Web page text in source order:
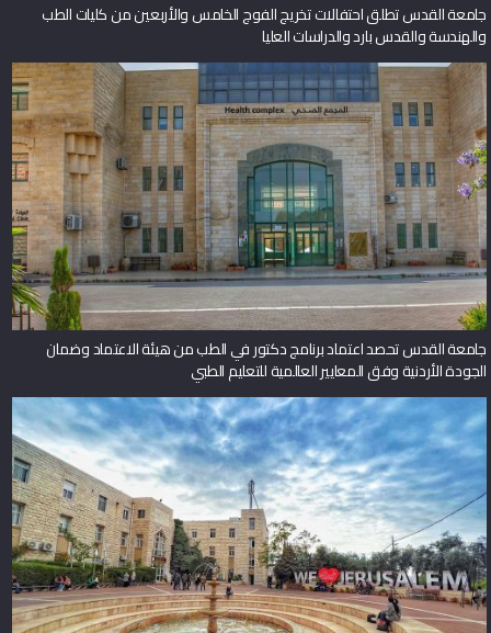
جامعة القدس تطلق احتفالات تخريج الفوج الخامس والأربعين من كليات الطب
والهندسة والقدس بارد والدراسات العليا
جامعة القدس تحصد اعتماد برنامج دكتور في الطب من هيئة الاعتماد وضمان
الجودة الأردنية وفق المعايير العالمية للتعليم الطبي